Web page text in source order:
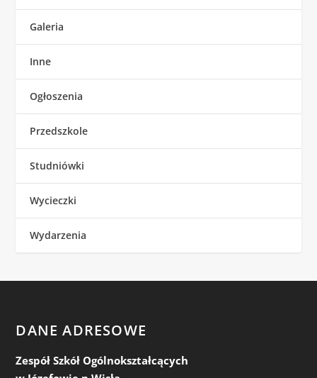
Galeria
Inne
Ogłoszenia
Przedszkole
Studniówki
Wycieczki
Wydarzenia
DANE ADRESOWE
Zespół Szkół Ogólnokształcących